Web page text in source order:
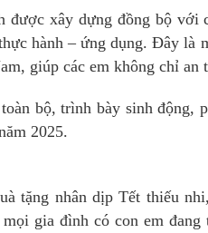
được xây dựng đồng bộ
hành – ứng dụng. Đây
giúp các em không chỉ
bộ, trình bày sinh
2025.
tặng nhân dịp Tết thiếu
gia đình có con em